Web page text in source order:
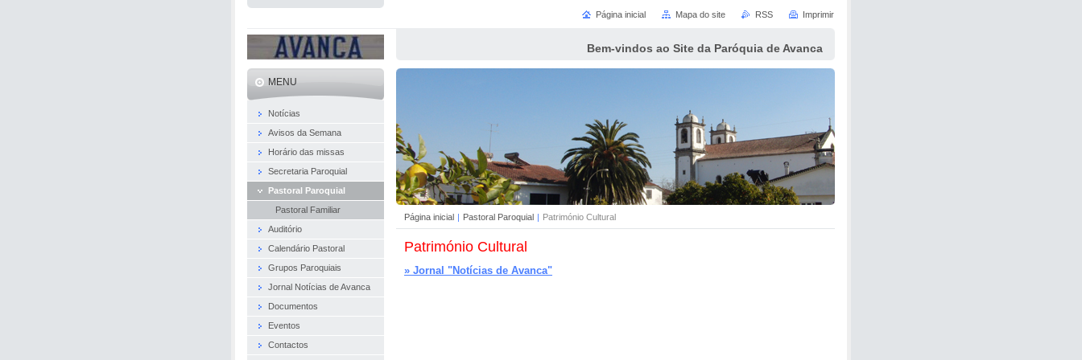
Bem-vindos ao Site da Paróquia de Avanca
Página inicial | Pastoral Paroquial | Património Cultural
Património Cultural
» Jornal "Notícias de Avanca"
MENU
Notícias
Avisos da Semana
Horário das missas
Secretaria Paroquial
Pastoral Paroquial
Pastoral Familiar
Auditório
Calendário Pastoral
Grupos Paroquiais
Jornal Notícias de Avanca
Documentos
Eventos
Contactos
Página inicial Mapa do site RSS Imprimir